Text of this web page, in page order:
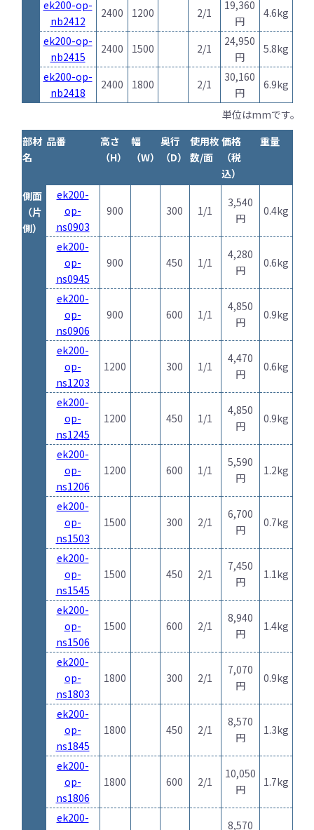
ek200-op-
nb2412
2400 1200 2/1
19,360
円
4.6kg
ek200-op-
nb2415
2400 1500 2/1
24,950
円
5.8kg
ek200-op-
nb2418
2400 1800 2/1
30,160
円
6.9kg
単位はmmです。
部材
名
品番
高さ
（H）
幅
（W）
奥行
（D）
使用枚
数/面
価格
（税
込）
重量
側面
（片
側）
ek200-
op-
ns0903
900 300 1/1
3,540
円
0.4kg
ek200-
op-
ns0945
900 450 1/1
4,280
円
0.6kg
ek200-
op-
ns0906
900 600 1/1
4,850
円
0.9kg
ek200-
op-
ns1203
1200 300 1/1
4,470
円
0.6kg
ek200-
op-
ns1245
1200 450 1/1
4,850
円
0.9kg
ek200-
op-
ns1206
1200 600 1/1
5,590
円
1.2kg
ek200-
op-
ns1503
1500 300 2/1
6,700
円
0.7kg
ek200-
op-
ns1545
1500 450 2/1
7,450
円
1.1kg
ek200-
op-
ns1506
1500 600 2/1
8,940
円
1.4kg
ek200-
op-
ns1803
1800 300 2/1
7,070
円
0.9kg
ek200-
op-
ns1845
1800 450 2/1
8,570
円
1.3kg
ek200-
op-
ns1806
1800 600 2/1
10,050
円
1.7kg
ek200-
8,570